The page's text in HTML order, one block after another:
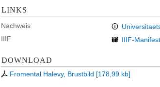
LINKS
Nachweis
IIIF
IIIF-Manifest
DOWNLOAD
Fromental Halevy, Brustbild [178,99 kb]